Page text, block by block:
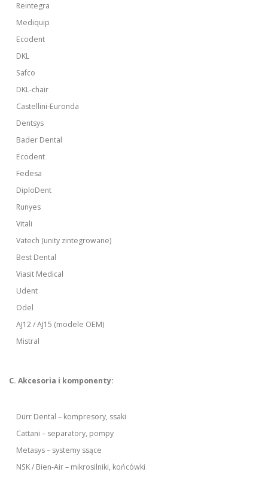
Reintegra
Mediquip
Ecodent
DKL
Safco
DKL-chair
Castellini-Euronda
Dentsys
Bader Dental
Ecodent
Fedesa
DiploDent
Runyes
Vitali
Vatech (unity zintegrowane)
Best Dental
Viasit Medical
Udent
Odel
AJ12 / AJ15 (modele OEM)
Mistral
C. Akcesoria i komponenty:
Dürr Dental – kompresory, ssaki
Cattani – separatory, pompy
Metasys – systemy ssące
NSK / Bien-Air – mikrosilniki, końcówki